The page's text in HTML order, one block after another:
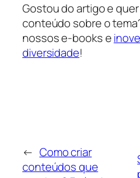
Gostou do artigo e
conteúdo sobre o
nossos e-books e
diversidade!
← Como criar
conteúdos que